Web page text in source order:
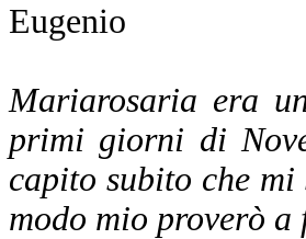
Eugenio
Mariarosaria era
primi giorni di
capito subito che
modo mio proverò